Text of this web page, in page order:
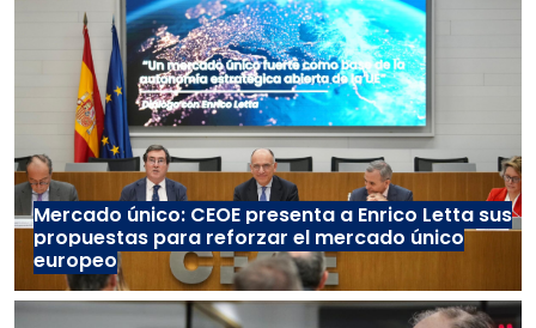
Mercado único: CEOE presenta a Enrico Letta sus
propuestas para reforzar el mercado único
europeo